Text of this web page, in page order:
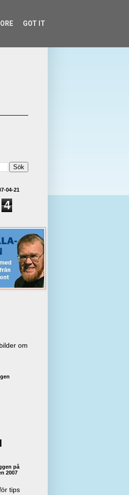
04-21
4
om
på
2007
tips
GOT IT